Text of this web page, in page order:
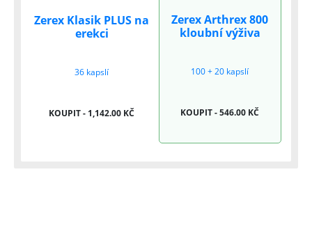
Zerex Klasik PLUS na
erekci
36 kapslí
KOUPIT - 1,142.00 KČ
Zerex Arthrex 800
kloubní výživa
100 + 20 kapslí
KOUPIT - 546.00 KČ